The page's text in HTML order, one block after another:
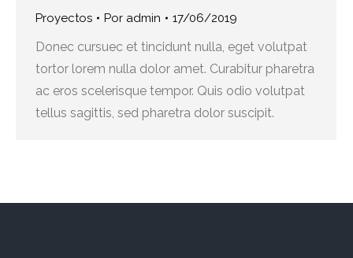
Proyectos Por admin 17/06/2019
Donec cursuec et tincidunt nulla, eget volutpat
tortor lorem nulla dolor amet. Curabitur pharetra
ac eros scelerisque tempor. Quis odio volutpat
tellus sagittis, sed pharetra dolor suscipit.